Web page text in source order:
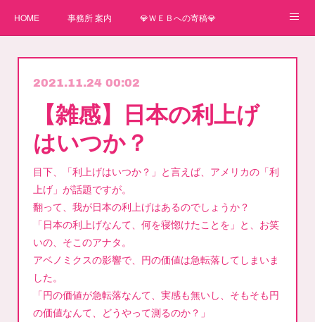
HOME 事務所 案内 💎ＷＥＢへの寄稿💎
弊事務所へのお問い合わせ講師
2021.11.24 00:02
【雑感】日本の利上げ
はいつか？
目下、「利上げはいつか？」と言えば、アメリカの「利
上げ」が話題ですが。
翻って、我が日本の利上げはあるのでしょうか？
「日本の利上げなんて、何を寝惚けたことを」と、お笑
いの、そこのアナタ。
アベノミクスの影響で、円の価値は急転落してしまいま
した。
「円の価値が急転落なんて、実感も無いし、そもそも円
の価値なんて、どうやって測るのか？」